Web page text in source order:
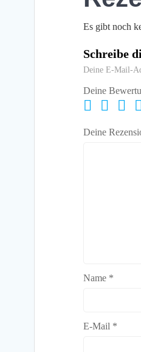
Es gibt noch
Schreibe
Deine E-Mail-
Deine
Deine
Name *
E-Mail *